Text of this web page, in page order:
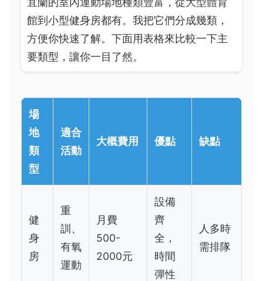
館到小型健身房都有。我把它們分成幾類，
方便你快速了解。下面用表格來比較一下主
要類型，讓你一目了然。
場
地
類
型
適合
活動
大概費用 優點 缺點
健
身
房
重
訓、
有氧
運動
月費
500-
2000元
設備
齊
全，
時間
彈性
人多時
需排隊